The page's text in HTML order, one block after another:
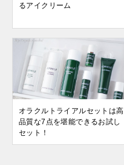
るアイクリーム
オラクルトライアルセットは高
品質な7点を堪能できるお試し
セット！